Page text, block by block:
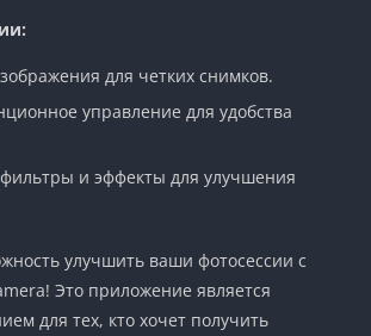
для четких снимков.
управление для удобства
и эффекты для улучшения
улучшить ваши фотосессии с
Это приложение является
для тех, кто хочет получить